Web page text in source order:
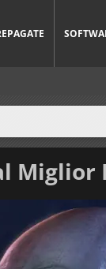
Miglior